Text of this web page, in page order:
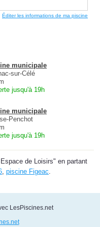
Éditer les informations de ma piscine
municipale
sur-Célé
jusqu'à 19h
municipale
Penchot
jusqu'à 19h
de Loisirs" en partant
, piscine Figeac.
LesPiscines.net